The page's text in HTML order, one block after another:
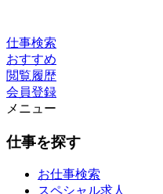
仕事検索
おすすめ
閲覧履歴
会員登録
メニュー
仕事を探す
お仕事検索
スペシャル求人